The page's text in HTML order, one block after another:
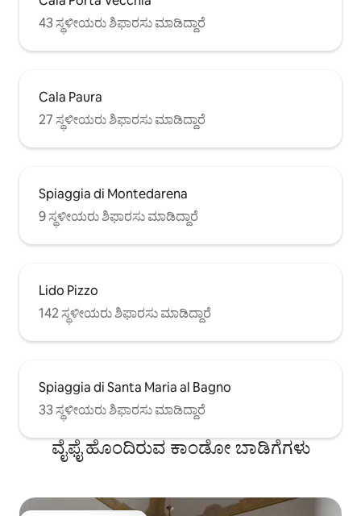
43 ಸ್ಥಳೀಯರು ಶಿಫಾರಸು ಮಾಡಿದ್ದಾರೆ
Cala Paura
27 ಸ್ಥಳೀಯರು ಶಿಫಾರಸು ಮಾಡಿದ್ದಾರೆ
Spiaggia di Montedarena
9 ಸ್ಥಳೀಯರು ಶಿಫಾರಸು ಮಾಡಿದ್ದಾರೆ
Lido Pizzo
142 ಸ್ಥಳೀಯರು ಶಿಫಾರಸು ಮಾಡಿದ್ದಾರೆ
Spiaggia di Santa Maria al Bagno
33 ಸ್ಥಳೀಯರು ಶಿಫಾರಸು ಮಾಡಿದ್ದಾರೆ
ವೈಫೈ ಹೊಂದಿರುವ ಕಾಂಡೋ ಬಾಡಿಗೆಗಳು